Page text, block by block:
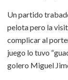
Un partido
pelota pero la
complicar al
juego lo tuvo
golero Miguel